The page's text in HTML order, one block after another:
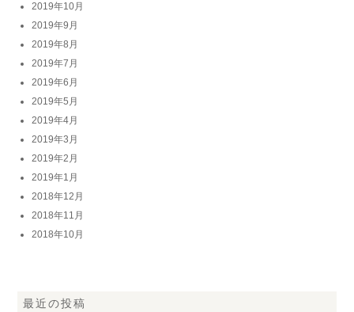
2019年10月
2019年9月
2019年8月
2019年7月
2019年6月
2019年5月
2019年4月
2019年3月
2019年2月
2019年1月
2018年12月
2018年11月
2018年10月
最近の投稿